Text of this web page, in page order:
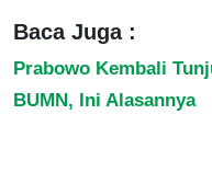
Baca Juga :
Prabowo Kembali
BUMN, Ini Alasannya